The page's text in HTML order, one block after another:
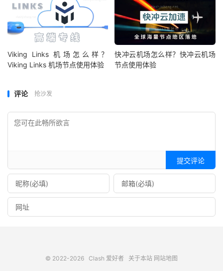
Viking Links 机场怎么样？
Viking Links 机场节点使用体验
快冲云机场怎么样？快冲云机场
节点使用体验
评论 抢沙发
提交评论
© 2022-2026 Clash 爱好者 关于本站 网站地图